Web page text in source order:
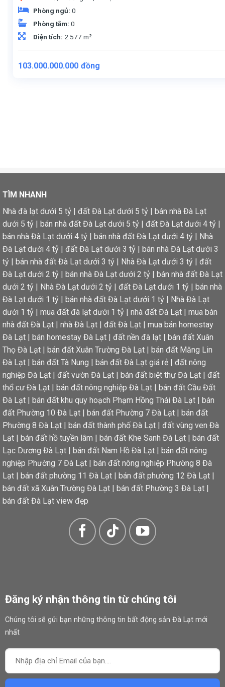
Phòng ngủ: 0
Phòng tắm: 0
Diện tích: 2.577 m²
103.000.000.000 đồng
TÌM NHANH
Nhà đà lạt dưới 5 tỷ | đất Đà Lạt dưới 5 tỷ | bán nhà Đà Lạt
dưới 5 tỷ | bán nhà đất Đà Lạt dưới 5 tỷ | đất Đà Lạt dưới 4 tỷ |
bán nhà Đà Lạt dưới 4 tỷ | bán nhà đất Đà Lạt dưới 4 tỷ | Nhà
Đà Lạt dưới 4 tỷ | đất Đà Lạt dưới 3 tỷ | bán nhà Đà Lạt dưới 3
tỷ | bán nhà đất Đà Lạt dưới 3 tỷ | Nhà Đà Lạt dưới 3 tỷ | đất
Đà Lạt dưới 2 tỷ | bán nhà Đà Lạt dưới 2 tỷ | bán nhà đất Đà Lạt
dưới 2 tỷ | Nhà Đà Lạt dưới 2 tỷ | đất Đà Lạt dưới 1 tỷ | bán nhà
Đà Lạt dưới 1 tỷ | bán nhà đất Đà Lạt dưới 1 tỷ | Nhà Đà Lạt
dưới 1 tỷ | mua đất đà lạt dưới 1 tỷ | nhà đất Đà Lạt | mua bán
nhà đất Đà Lạt | nhà Đà Lạt | đất Đà Lạt | mua bán homestay
Đà Lạt | bán homestay Đà Lạt | đất nền đà lạt | bán đất Xuân
Thọ Đà Lạt | bán đất Xuân Trường Đà Lạt | bán đất Măng Lin
Đà Lạt | bán đất Tà Nung | bán đất Đà Lạt giá rẻ | đất nông
nghiệp Đà Lạt | đất vườn Đà Lạt | bán đất biệt thự Đà Lạt | đất
thổ cư Đà Lạt | bán đất nông nghiệp Đà Lạt | bán đất Cầu Đất
Đà Lạt | bán đất khu quy hoạch Phạm Hồng Thái Đà Lạt | bán
đất Phường 10 Đà Lạt | bán đất Phường 7 Đà Lạt | bán đất
Phường 8 Đà Lạt | bán đất thành phố Đà Lạt | đất vùng ven Đà
Lạt | bán đất hồ tuyền lâm | bán đất Khe Sanh Đà Lạt | bán đất
Lạc Dương Đà Lạt | bán đất Nam Hồ Đà Lạt | bán đất nông
nghiệp Phường 7 Đà Lạt | bán đất nông nghiệp Phường 8 Đà
Lạt | bán đất phường 11 Đà Lạt | bán đất phường 12 Đà Lạt |
bán đất xã Xuân Trường Đà Lạt | bán đất Phường 3 Đà Lạt |
bán đất Đà Lạt view đẹp
Đăng ký nhận thông tin từ chúng tôi
Chúng tôi sẽ gửi bạn những thông tin bất động sản Đà Lạt mới
nhất